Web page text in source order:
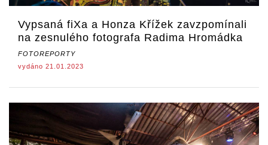
Vypsaná fiXa a Honza Křížek zavzpomínali
na zesnulého fotografa Radima Hromádka
FOTOREPORTY
vydáno 21.01.2023